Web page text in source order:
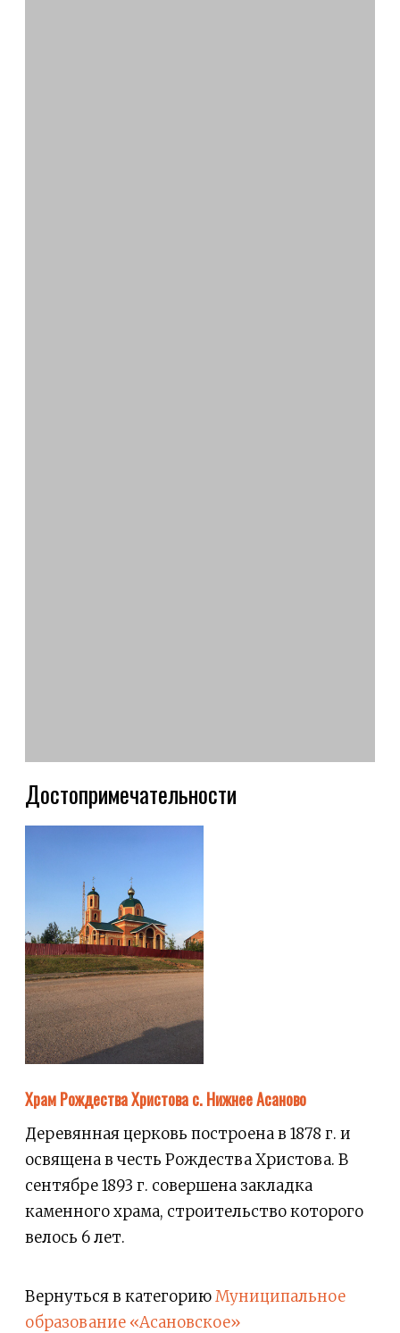
Достопримечательности
Храм Рождества Христова с. Нижнее Асаново
Деревянная церковь построена в 1878 г. и
освящена в честь Рождества Христова. В
сентябре 1893 г. совершена закладка
каменного храма, строительство которого
велось 6 лет.
Вернуться в категориюМуниципальное
образование «Асановское»